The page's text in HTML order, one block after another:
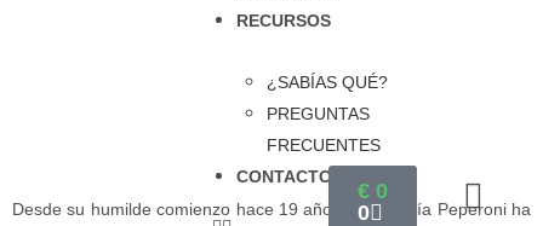
RECURSOS
¿SABÍAS QUÉ?
PREGUNTAS
FRECUENTES
CONTACTO
€0
0
Desde su humilde comienzo hace 19 años, la Pizzería Peperoni ha